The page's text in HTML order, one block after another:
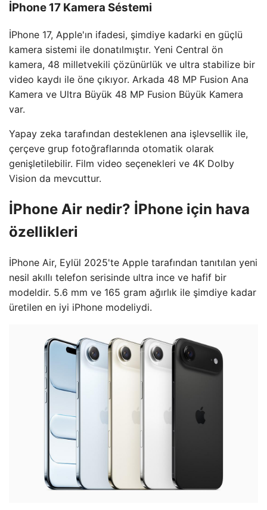
İPhone 17 Kamera Séstemi
İPhone 17, Apple'ın ifadesi, şimdiye kadarki en güçlü
kamera sistemi ile donatılmıştır. Yeni Central ön
kamera, 48 milletvekili çözünürlük ve ultra stabilize bir
video kaydı ile öne çıkıyor. Arkada 48 MP Fusion Ana
Kamera ve Ultra Büyük 48 MP Fusion Büyük Kamera
var.
Yapay zeka tarafından desteklenen ana işlevsellik ile,
çerçeve grup fotoğraflarında otomatik olarak
genişletilebilir. Film video seçenekleri ve 4K Dolby
Vision da mevcuttur.
İPhone Air nedir? İPhone için hava
özellikleri
İPhone Air, Eylül 2025'te Apple tarafından tanıtılan yeni
nesil akıllı telefon serisinde ultra ince ve hafif bir
modeldir. 5.6 mm ve 165 gram ağırlık ile şimdiye kadar
üretilen en iyi iPhone modeliydi.